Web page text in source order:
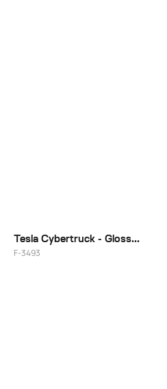
Tesla Cybertruck - Gloss Black
F-3493